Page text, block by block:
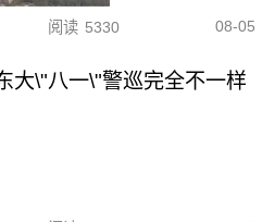
阅读 5330 08-05
大\"八一\"警巡完全不一样